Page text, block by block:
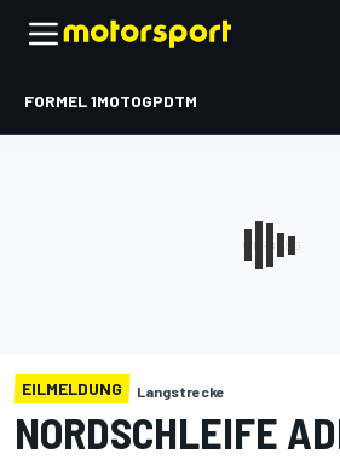
FORMEL 1MOTOGPDTM
EILMELDUNG Langstrecke
NORDSCHLEIFE